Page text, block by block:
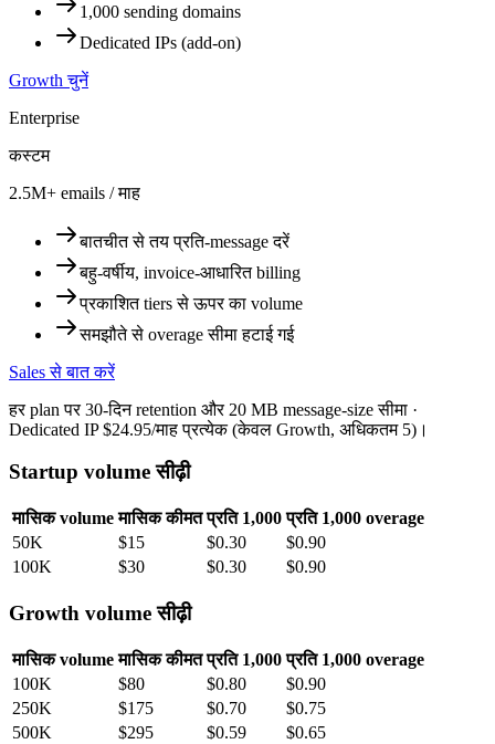
1,000 sending domains
Dedicated IPs (add-on)
Growth चुनें
Enterprise
कस्टम
2.5M+ emails / माह
बातचीत से तय प्रति-message दरें
बहु-वर्षीय, invoice-आधारित billing
प्रकाशित tiers से ऊपर का volume
समझौते से overage सीमा हटाई गई
Sales से बात करें
हर plan पर 30-दिन retention और 20 MB message-size सीमा ·
Dedicated IP $24.95/माह प्रत्येक (केवल Growth, अधिकतम 5)।
Startup volume सीढ़ी
मासिक volume मासिक कीमत प्रति 1,000 प्रति 1,000 overage
50K
$15 $0.30
$0.90
100K
$30 $0.30 $0.90
Growth volume सीढ़ी
मासिक volume मासिक कीमत प्रति 1,000 प्रति 1,000 overage
100K
$80 $0.80
$0.90
250K
$175 $0.70
$0.75
500K
$295 $0.59
$0.65